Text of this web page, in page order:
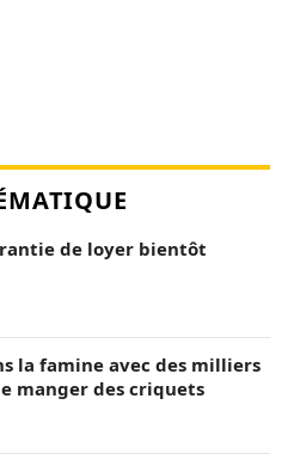
de loyer bientôt
la famine avec des milliers
manger des criquets